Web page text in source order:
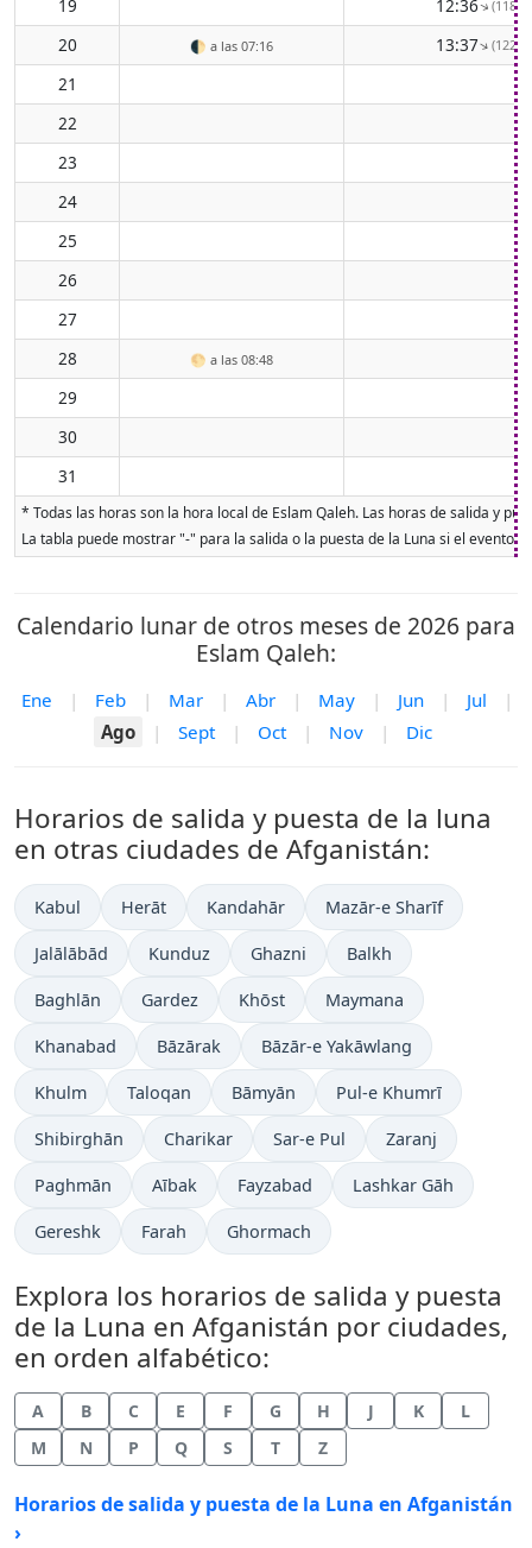
19 12:36↑(118°
20 🌓 a las 07:16 13:37↑(122°
21
22
23
24
25
26
27
28
🌕 a las 08:48
29
30
31
* Todas las horas son la hora local de Eslam Qaleh. Las horas de salida y
La tabla puede mostrar "-" para la salida o la puesta de la Luna si el evento
Calendario lunar de otros meses de 2026 para
Eslam Qaleh:
Ene | Feb | Mar | Abr | May | Jun | Jul
|
Ago
| Sept | Oct | Nov | Dic
Horarios de salida y puesta de la luna
en otras ciudades de Afganistán:
Kabul Herāt Kandahār Mazār-e Sharīf
Jalālābād Kunduz Ghazni Balkh
Baghlān Gardez Khōst Maymana
Khanabad Bāzārak Bāzār-e Yakāwlang
Khulm Taloqan Bāmyān Pul-e Khumrī
Shibirghān Charikar Sar-e Pul Zaranj
Paghmān Aībak Fayzabad Lashkar Gāh
Gereshk Farah Ghormach
Explora los horarios de salida y puesta
de la Luna en Afganistán por ciudades,
en orden alfabético:
A B C E F G H J K
L
M
N P Q S T Z
Horarios de salida y puesta de la Luna en Afganistán
›